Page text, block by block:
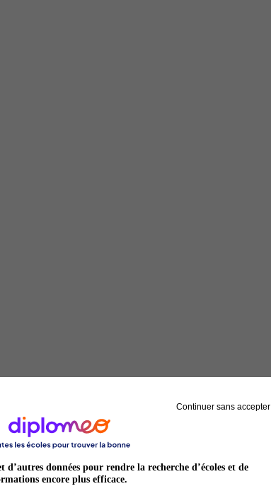
de puériculture
Continuer sans accepter
données pour rendre la recherche d’écoles et de
encore plus efficace.